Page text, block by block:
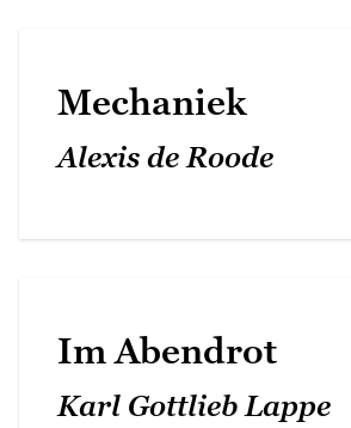
Mechaniek
Alexis de Roode
Im Abendrot
Karl Gottlieb Lappe